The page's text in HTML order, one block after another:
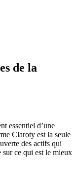
de la
essentiel d’une
Claroty est la seule
des actifs qui
sur ce qui est le mieux